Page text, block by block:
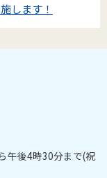
します！
午後4時30分まで(祝